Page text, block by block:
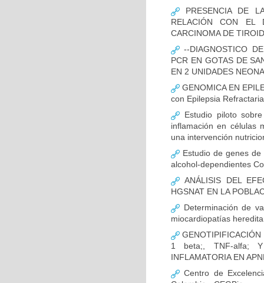
PRESENCIA DE
RELACIÓN CON EL
CARCINOMA DE
--DIAGNOSTICO
PCR EN GOTAS DE
EN 2 UNIDADES
GENOMICA EN
con Epilepsia
Estudio piloto
inflamación en células
una intervención
Estudio de genes
alcohol-dependientes
ANÁLISIS DEL
HGSNAT EN LA
Determinación de
miocardiopatías
GENOTIPIFICACIÓN
1 beta;, TNF-alfa; Y
INFLAMATORIA EN
Centro de